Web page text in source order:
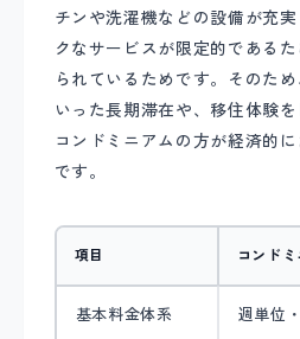
チンや洗濯機などの設備が充
クなサービスが限定的である
られているためです。そのた
いった長期滞在や、移住体験を
コンドミニアムの方が経済的
です。
項目 コンド
基本料金体系 週単位